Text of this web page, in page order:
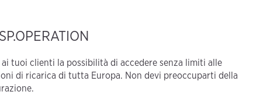
tuoi clienti la possibilità di accedere senza limiti alle
di ricarica di tutta Europa. Non devi preoccuparti della